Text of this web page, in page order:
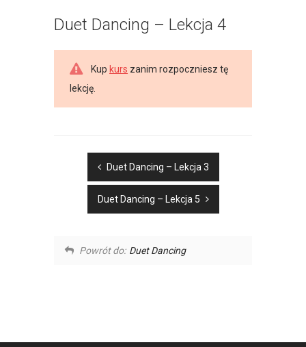
Duet Dancing – Lekcja 4
Kup kurs zanim rozpoczniesz tę
lekcję.
Duet Dancing – Lekcja 3
Duet Dancing – Lekcja 5
Powrót do: Duet Dancing